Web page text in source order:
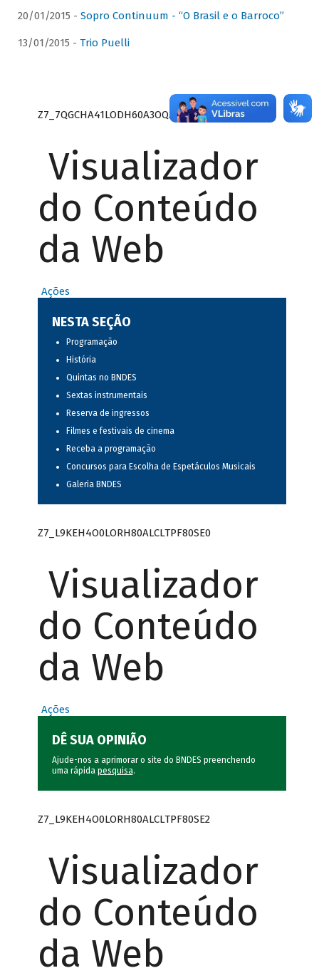
20/01/2015 - Sopro Continuum - “O Brasil e o Barroco”
13/01/2015 - Trio Puelli
Z7_7QGCHA41LODH60A3OQA8RN1415
Visualizador
do Conteúdo
da Web
Ações
NESTA SEÇÃO
Programação
História
Quintas no BNDES
Sextas instrumentais
Reserva de ingressos
Filmes e festivais de cinema
Receba a programação
Concursos para Escolha de Espetáculos Musicais
Galeria BNDES
Z7_L9KEH4O0LORH80ALCLTPF80SE0
Visualizador
do Conteúdo
da Web
Ações
DÊ SUA OPINIÃO
Ajude-nos a aprimorar o site do BNDES preenchendo
uma rápida pesquisa.
Z7_L9KEH4O0LORH80ALCLTPF80SE2
Visualizador
do Conteúdo
da Web